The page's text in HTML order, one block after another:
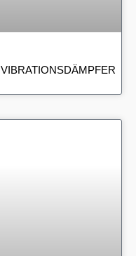
VIBRATIONSDÄMPFER